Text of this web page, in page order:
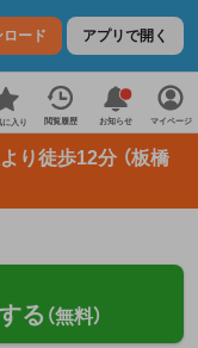
ロード アプリで開く
に入り 閲覧履歴 お知らせ マイページ
り徒歩12分 （板橋
る （無料）